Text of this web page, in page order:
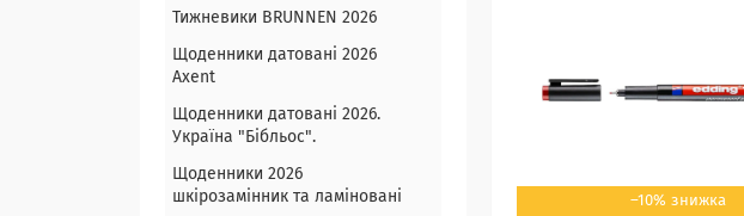
–10%
Тижневики BRUNNEN 2026
Щоденники датовані 2026
Axent
Щоденники датовані 2026.
Україна "Бібльос".
Щоденники 2026
шкірозамінник та ламіновані